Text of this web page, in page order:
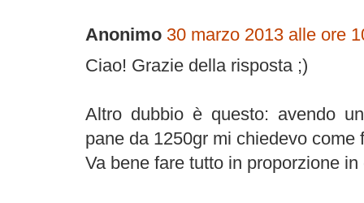
Anonimo 30 marzo 2013 alle ore
Ciao! Grazie della risposta ;)
Altro dubbio è questo: avendo
pane da 1250gr mi chiedevo come
Va bene fare tutto in proporzione